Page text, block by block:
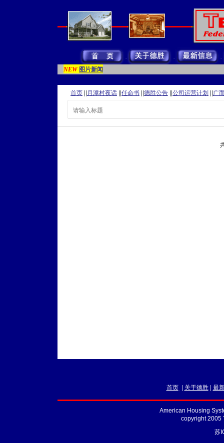
NEW 图片新闻
首页 ||月潭村夜话 ||任命书 ||德胜公告 ||公司运营计划 ||广
首页 | 关于德胜| 最
American Housing
copyright 2005
苏